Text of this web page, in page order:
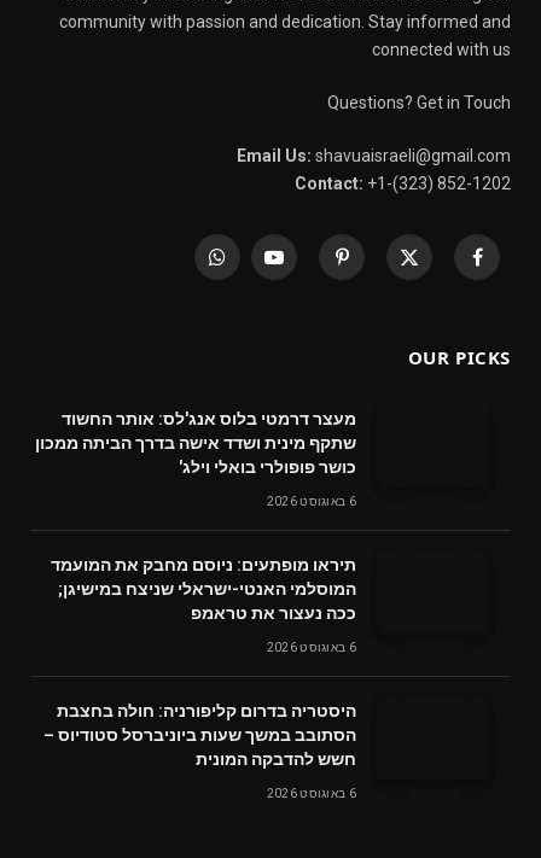
community with passion and dedication. Stay informed and
connected with us
Questions? Get in Touch
Email Us: shavuaisraeli@gmail.com
Contact: +1-(323) 852-1202
Facebook
X
Pinterest
YouTube
WhatsApp
OUR PICKS
מעצר דרמטי בלוס אנג'לס: אותר החשוד
שתקף מינית ושדד אישה בדרך הביתה ממכון
כושר פופולרי בואלי וילג'
6 באוגוסט 2026
תיראו מופתעים: ניוסם מחבק את המועמד
המוסלמי האנטי-ישראלי שניצח במישיגן;
ככה נעצור את טראמפ
6 באוגוסט 2026
היסטריה בדרום קליפורניה: חולה בחצבת
הסתובב במשך שעות ביוניברסל סטודיוס –
חשש להדבקה המונית
6 באוגוסט 2026